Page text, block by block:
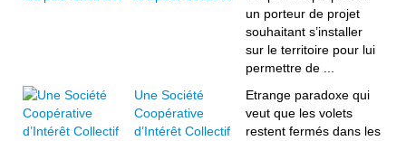
un porteur de projet
souhaitant s’installer
sur le territoire pour lui
permettre de ...
Une Société
Coopérative
d’Intérêt Collectif
Etrange paradoxe qui
veut que les volets
restent fermés dans les